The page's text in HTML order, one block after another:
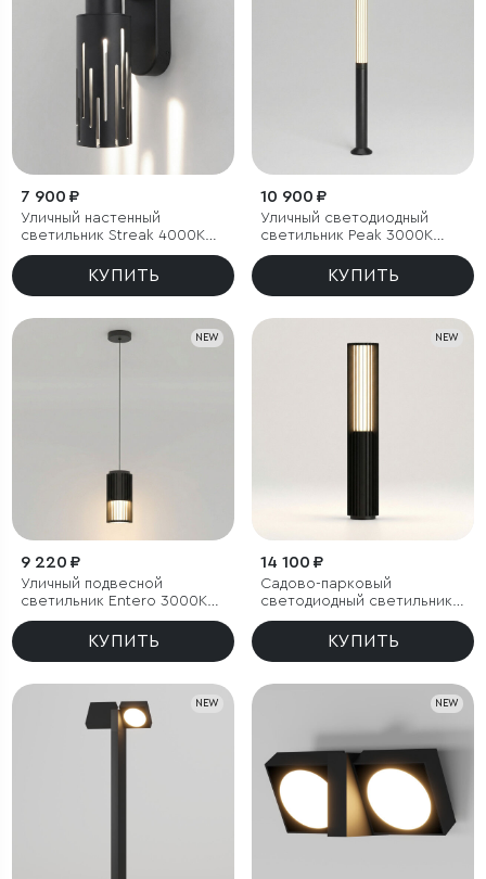
7 900 ₽
Уличный настенный
светильник Streak 4000K
IP65
КУПИТЬ
10 900 ₽
Уличный светодиодный
светильник Peak 3000K
черный IP54
КУПИТЬ
NEW
9 220 ₽
Уличный подвесной
светильник Entero 3000K
IP54
КУПИТЬ
NEW
14 100 ₽
Садово-парковый
светодиодный светильник
Entero 3000K IP54
КУПИТЬ
NEW NEW